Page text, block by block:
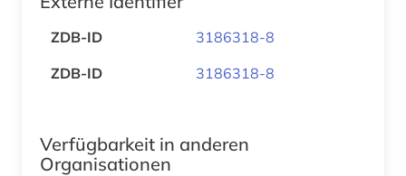
ZDB-ID
3186318-8
ZDB-ID
3186318-8
Verfügbarkeit in anderen
Organisationen